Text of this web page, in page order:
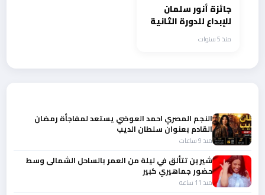
جائزة أنور سلمان
للإبداع للدورة الثانية
٢٠٢١
منذ 5 سنوات
النجم المصري احمد العوضي يستعد لمفاجأة رمضان
القادم بعنوان سلطان الديب
منذ 9 ساعات
شيرين تتألق في ليلة من العمر بالساحل الشمالى وسط
حضور جماهيري كبير
منذ 11 ساعة